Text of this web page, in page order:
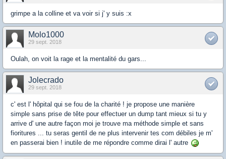
grimpe a la colline et va voir si j' y suis :x
Molo1000
29 sept. 2018
Oulah, on voit la rage et la mentalité du gars...
Jolecrado
29 sept. 2018
c' est l' hôpital qui se fou de la charité ! je propose une manière
simple sans prise de tête pour effectuer un dump tant mieux si tu y
arrive d' une autre façon moi je trouve ma méthode simple et sans
fioritures ... tu seras gentil de ne plus intervenir tes com débiles je m'
en passerai bien ! inutile de me répondre comme dirai l' autre